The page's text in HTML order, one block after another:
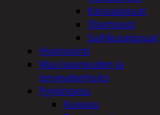
Käsisaippuat
Shampoot
Suihkusaippuat
Hyvinvointi
Muu kauneuden ja
terveydenhoito
Pyykinpesu
Kuivaus